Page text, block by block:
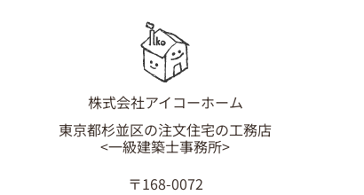
株式会社アイコーホーム
東京都杉並区の注文住宅の工務店
<一級建築士事務所>
〒168-0072